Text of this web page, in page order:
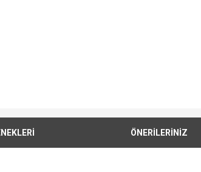
ÖNERİLERİNİZ